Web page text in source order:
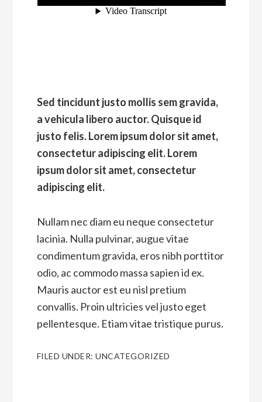
Sed tincidunt justo mollis sem gravida,
a vehicula libero auctor. Quisque id
justo felis. Lorem ipsum dolor sit amet,
consectetur adipiscing elit. Lorem
ipsum dolor sit amet, consectetur
adipiscing elit.
Nullam nec diam eu neque consectetur
lacinia. Nulla pulvinar, augue vitae
condimentum gravida, eros nibh porttitor
odio, ac commodo massa sapien id ex.
Mauris auctor est eu nisl pretium
convallis. Proin ultricies vel justo eget
pellentesque. Etiam vitae tristique purus.
FILED UNDER:UNCATEGORIZED